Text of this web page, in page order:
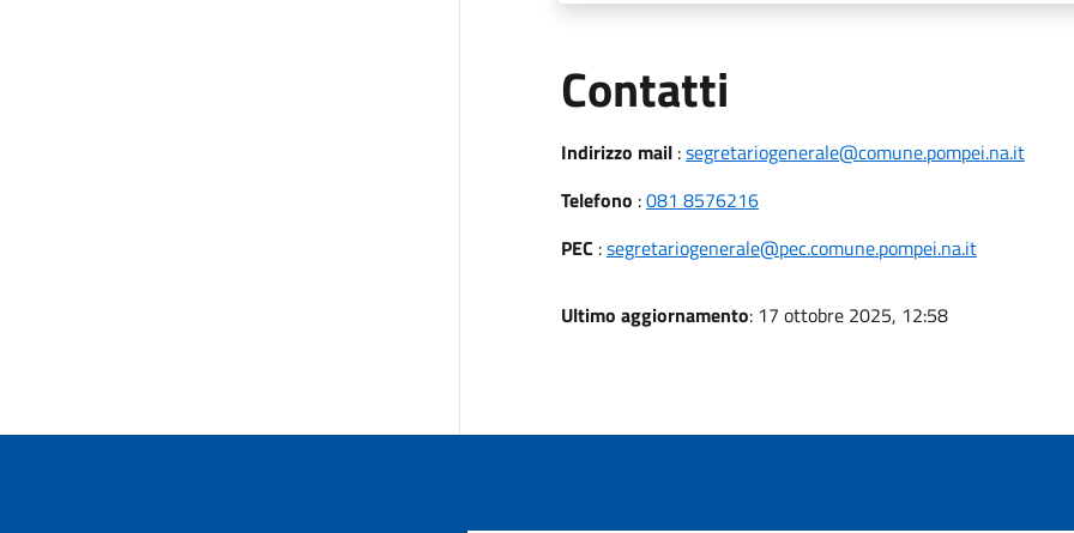
Contatti
Indirizzo mail:segretariogenerale@comune.pompei.na.it
Telefono :081 8576216
PEC :segretariogenerale@pec.comune.pompei.na.it
Ultimo aggiornamento: 17 ottobre 2025, 12:58